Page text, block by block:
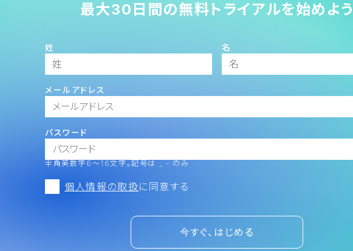
最大30日間の無料トライアルを始めよ
姓 名
メールアドレス
パスワード
半角英数字6～16文字。記号は _ - のみ
個人情報の取扱に同意する
今すぐ、はじめる